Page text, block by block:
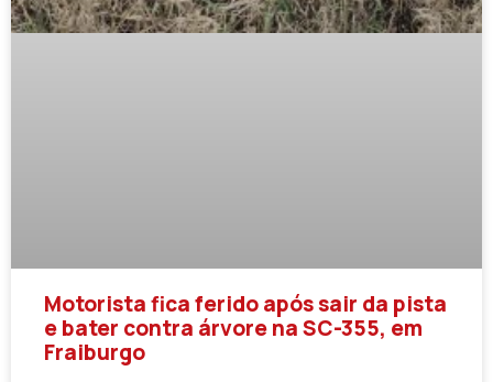
Motorista fica ferido após sair da pista
e bater contra árvore na SC-355, em
Fraiburgo